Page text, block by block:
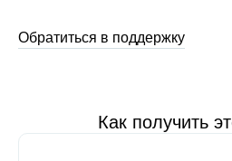
Обратиться в поддержку
Как получить